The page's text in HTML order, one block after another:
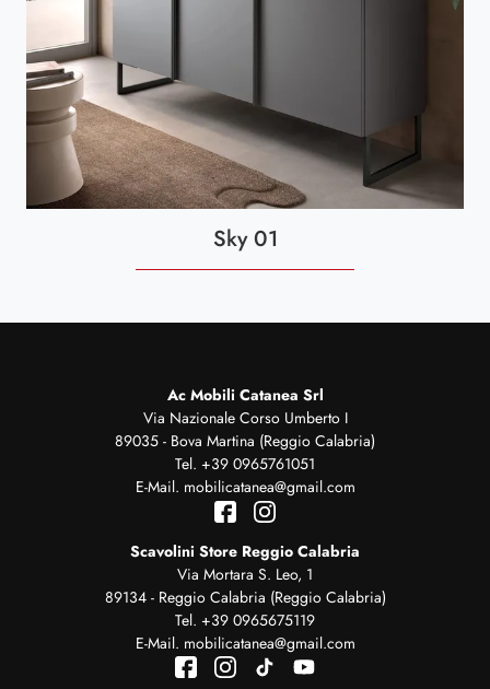
Sky 01
Ac Mobili Catanea Srl
Via Nazionale Corso Umberto I
89035 - Bova Martina (Reggio Calabria)
Tel. +39 0965761051
E-Mail. mobilicatanea@gmail.com
Scavolini Store Reggio Calabria
Via Mortara S. Leo, 1
89134 - Reggio Calabria (Reggio Calabria)
Tel. +39 0965675119
E-Mail. mobilicatanea@gmail.com